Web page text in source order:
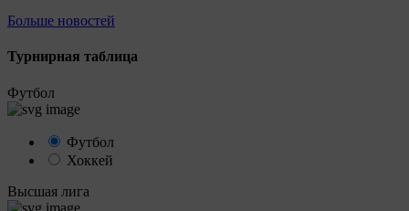
Больше новостей
Турнирная таблица
Футбол
Футбол
Хоккей
Высшая лига